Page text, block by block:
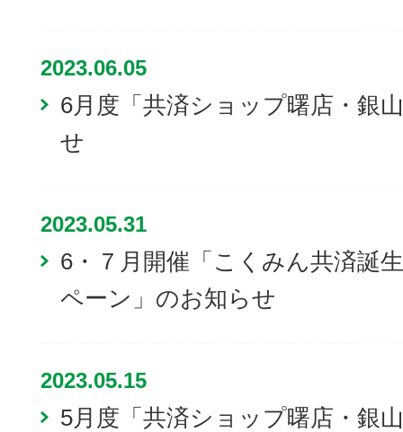
2023.06.05
6月度「共済ショップ曙店・銀
せ
2023.05.31
6・７月開催「こくみん共済誕
ペーン」のお知らせ
2023.05.15
5月度「共済ショップ曙店・銀